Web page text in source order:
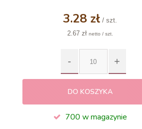
3.28 zł / szt.
2.67 zł netto / szt.
DO KOSZYKA
700 w magazynie